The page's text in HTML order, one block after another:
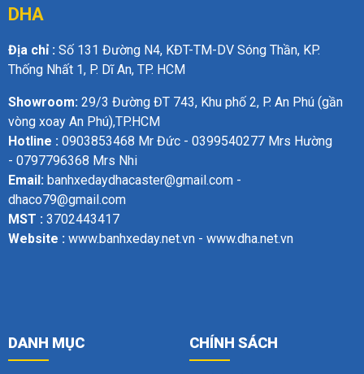
DHA
Địa chỉ : Số 131 Đường N4, KĐT-TM-DV Sóng Thần, KP.
Thống Nhất 1, P. Dĩ An, TP. HCM
Showroom: 29/3 Đường ĐT 743, Khu phố 2, P. An Phú (gần
vòng xoay An Phú),TP.HCM
Hotline : 0903853468 Mr Đức - 0399540277 Mrs Hường
- 0797796368 Mrs Nhi
Email: banhxedaydhacaster@gmail.com -
dhaco79@gmail.com
MST : 3702443417
Website : www.banhxeday.net.vn - www.dha.net.vn
DANH MỤC CHÍNH SÁCH